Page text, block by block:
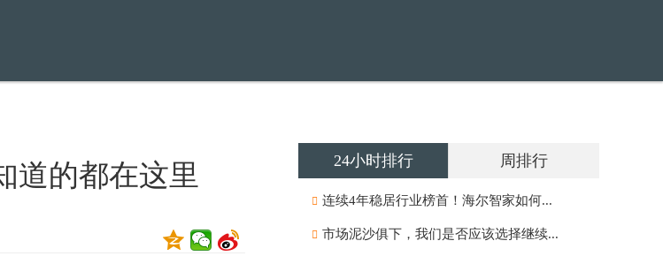
道的都在这里 24小时排行 周排行
连续4年稳居行业榜首！海尔智家如何...
市场泥沙俱下，我们是否应该选择继续...